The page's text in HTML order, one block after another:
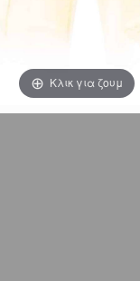
Κλικ για ζουμ